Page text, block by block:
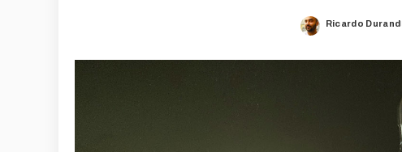
Posted
Ricardo Durand